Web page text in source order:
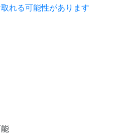
れる可能性があります